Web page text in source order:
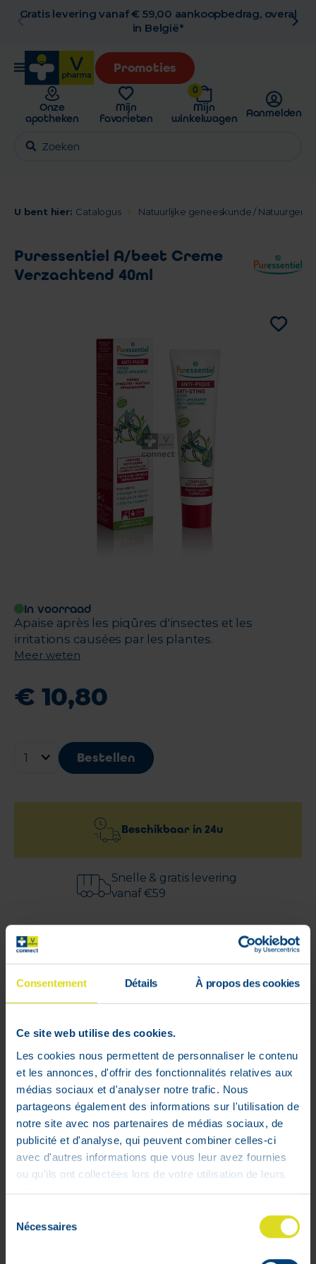
Consentement Détails À propos des cookies
Ce site web utilise des cookies.
Les cookies nous permettent de personnaliser le contenu
et les annonces, d'offrir des fonctionnalités relatives aux
médias sociaux et d'analyser notre trafic. Nous
partageons également des informations sur l'utilisation de
notre site avec nos partenaires de médias sociaux, de
publicité et d'analyse, qui peuvent combiner celles-ci
avec d'autres informations que vous leur avez fournies
ou qu'ils ont collectées lors de votre utilisation de leurs
services.
Nécessaires
Gratis levering vanaf € 59,00 aankoopbedrag, overal
in België*
Promoties
Onze
apotheken
Mijn
favorieten
0
Mijn
winkelwagen
Aanmelden
U bent hier: Catalogus Natuurlijke geneeskunde /
Puressentiel A/beet Creme
Verzachtend 40ml
In voorraad
Apaise après les piqûres d'insectes et les
irritations causées par les plantes.
Meer weten
€ 10,80
Bestellen
Beschikbaar in 24u
Snelle & gratis levering
vanaf €59
betaling gegarandeerd
aide à apaiser les irritations cutanées et
d'insectes et les contacts avec des
plantes. La texture riche et nourrissante à
base d'huiles végétales hydratantes aide
à la régénération de la peau.